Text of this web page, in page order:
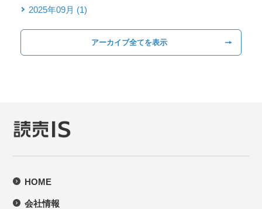
2025年09月 (1)
アーカイブ全てを表示
HOME
会社情報